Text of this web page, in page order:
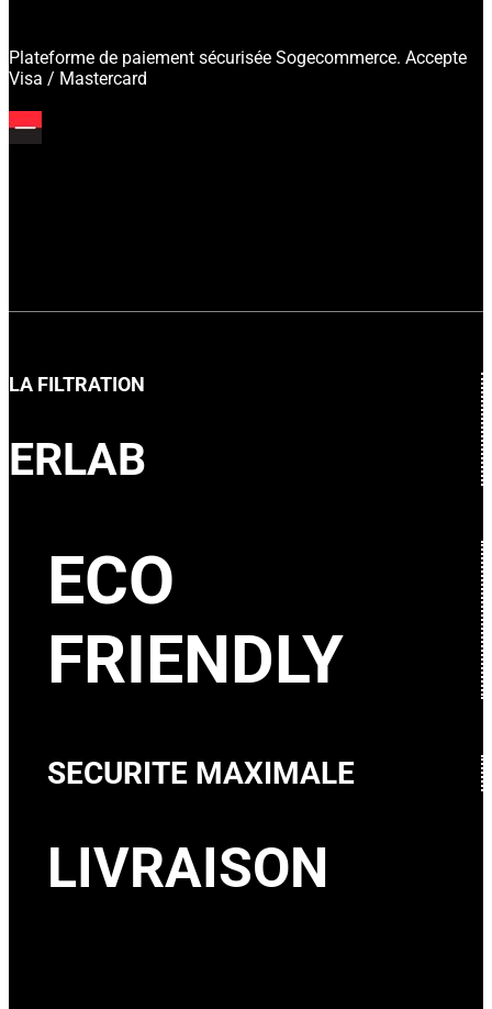
Plateforme de paiement sécurisée Sogecommerce. Accepte
Visa / Mastercard
LA FILTRATION
ERLAB
ECO
FRIENDLY
SECURITE MAXIMALE
LIVRAISON